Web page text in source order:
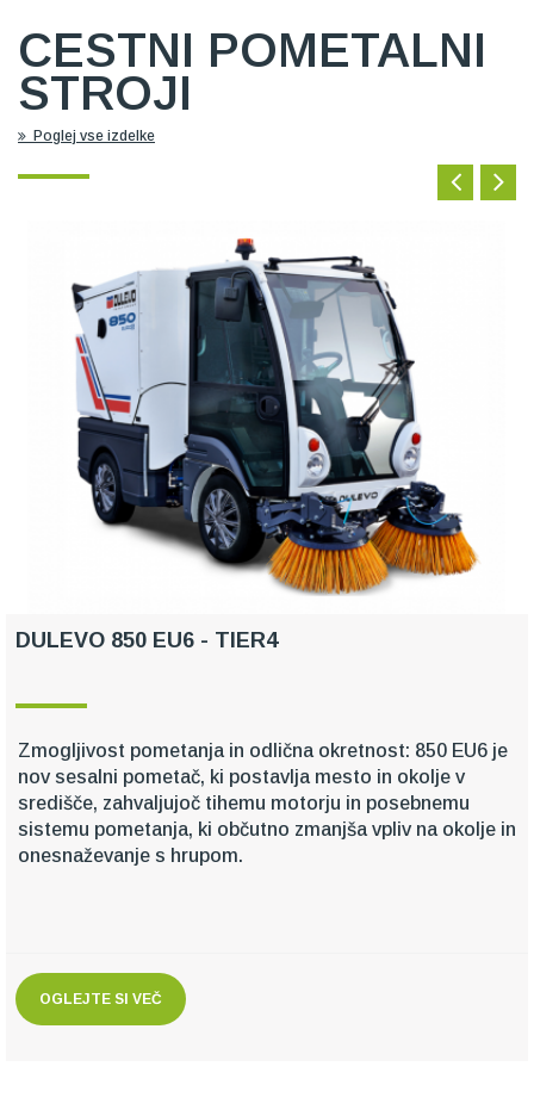
CESTNI POMETALNI
STROJI
Poglej vse izdelke
DULEVO 850 EU6 - TIER4
Zmogljivost pometanja in odlična okretnost: 850 EU6 je
nov sesalni pometač, ki postavlja mesto in okolje v
središče, zahvaljujoč tihemu motorju in posebnemu
sistemu pometanja, ki občutno zmanjša vpliv na okolje in
onesnaževanje s hrupom.
OGLEJTE SI VEČ